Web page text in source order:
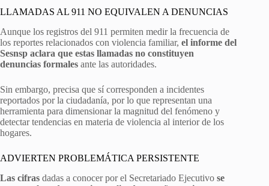
LLAMADAS AL 911 NO EQUIVALEN A DENUNCIAS
Aunque los registros del 911 permiten medir la frecuencia de
los reportes relacionados con violencia familiar, el informe del
Sesnsp aclara que estas llamadas no constituyen
denuncias formales ante las autoridades.
Sin embargo, precisa que sí corresponden a incidentes
reportados por la ciudadanía, por lo que representan una
herramienta para dimensionar la magnitud del fenómeno y
detectar tendencias en materia de violencia al interior de los
hogares.
ADVIERTEN PROBLEMÁTICA PERSISTENTE
Las cifras dadas a conocer por el Secretariado Ejecutivo se